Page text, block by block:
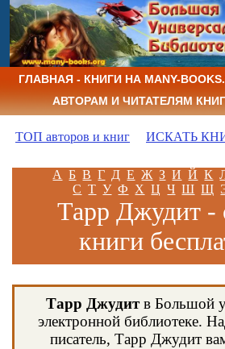
ГЛАВНАЯ - КНИГИ НА MANY-
АВТОРАМ И ЧИТАТЕЛЯМ КНИГ
ТОП авторов и книг ИСКАТЬ
А Б В Г Д Е Ж З И Й К
С Т У Ф Х Ц Ч Ш Щ
Тарр Джудит -
книги
читать книги
Тарр Джудитв Большой
электронной библиотеке.
писатель, Тарр Джудит